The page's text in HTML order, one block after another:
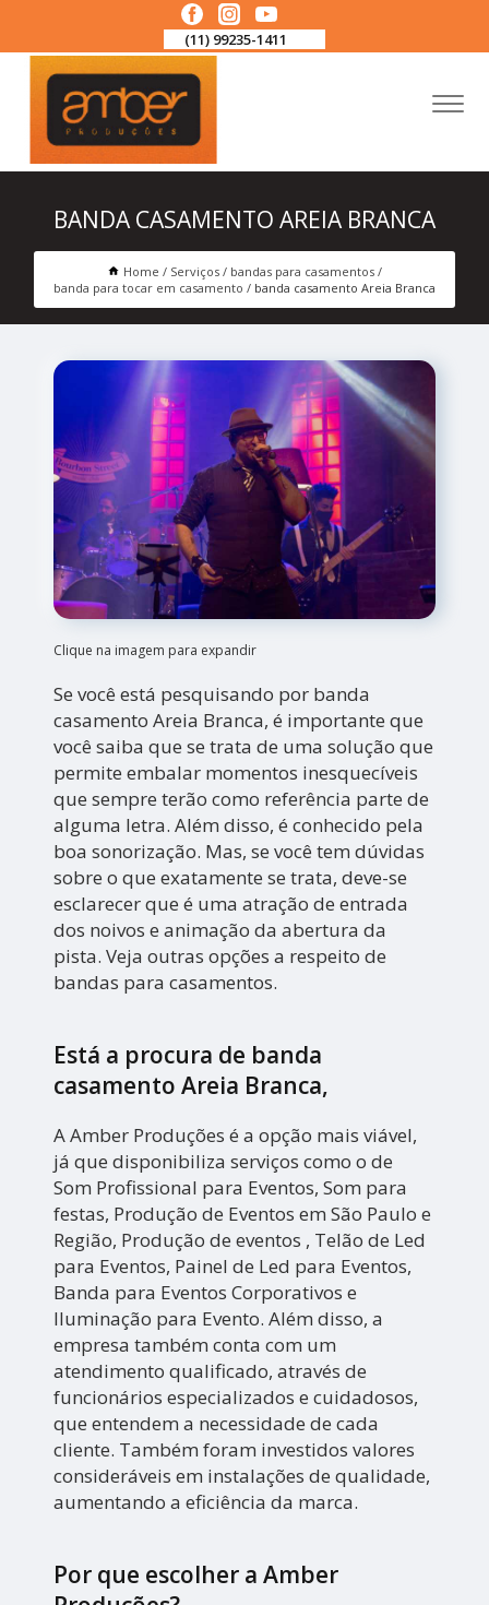
(11) 99235-1411
BANDA CASAMENTO AREIA BRANCA
Home Serviços
bandas para casamentos
banda para tocar em casamento
banda casamento Areia Branca
Clique na imagem para expandir
Se você está pesquisando por banda
casamento Areia Branca, é importante que
você saiba que se trata de uma solução que
permite embalar momentos inesquecíveis
que sempre terão como referência parte de
alguma letra. Além disso, é conhecido pela
boa sonorização. Mas, se você tem dúvidas
sobre o que exatamente se trata, deve-se
esclarecer que é uma atração de entrada
dos noivos e animação da abertura da
pista. Veja outras opções a respeito de
bandas para casamentos.
Está a procura de banda
casamento Areia Branca,
A Amber Produções é a opção mais viável,
já que disponibiliza serviços como o de
Som Profissional para Eventos, Som para
festas, Produção de Eventos em São Paulo e
Região, Produção de eventos , Telão de Led
para Eventos, Painel de Led para Eventos,
Banda para Eventos Corporativos e
Iluminação para Evento. Além disso, a
empresa também conta com um
atendimento qualificado, através de
funcionários especializados e cuidadosos,
que entendem a necessidade de cada
cliente. Também foram investidos valores
consideráveis em instalações de qualidade,
aumentando a eficiência da marca.
Por que escolher a Amber